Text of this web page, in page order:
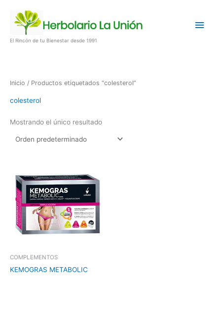
contenido
El Rincón de tu Bienestar desde 1991
Inicio / Productos etiquetados “colesterol”
colesterol
Mostrando el único resultado
COMPLEMENTOS
KEMOGRAS METABOLIC